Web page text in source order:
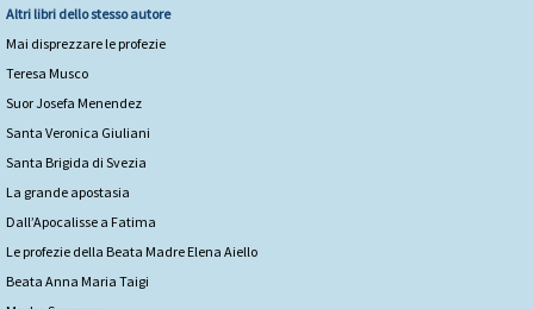
Altri libri dello stesso autore
Mai disprezzare le profezie
Teresa Musco
Suor Josefa Menendez
Santa Veronica Giuliani
Santa Brigida di Svezia
La grande apostasia
Dall’Apocalisse a Fatima
Le profezie della Beata Madre Elena Aiello
Beata Anna Maria Taigi